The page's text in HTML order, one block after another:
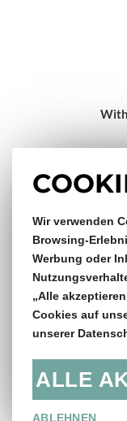
Wir verwenden
Browsing-
Werbung oder
„Alle
Cookies auf
unserer
ALLE
ABLEHNEN